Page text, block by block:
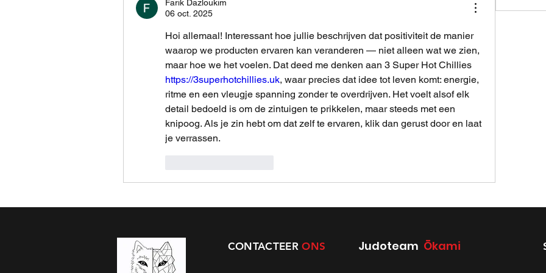
Farik Dazloukim
06 oct. 2025
Hoi allemaal! Interessant hoe jullie beschrijven dat positiviteit de manier
waarop we producten ervaren kan veranderen — niet alleen wat we zien,
https://3superhotchillies.uk, waar precies dat idee tot leven komt: energie,
ritme en een vleugje spanning zonder te overdrijven. Het voelt alsof elk
detail bedoeld is om de zintuigen te prikkelen, maar steeds met een
knipoog. Als je zin hebt om dat zelf te ervaren, klik dan gerust door en laat
je verrassen.
Judoteam Ōkami
CONTACTEERONS